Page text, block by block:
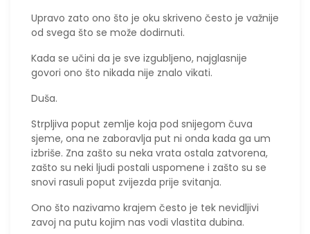
Upravo zato ono što je oku skriveno često je važnije
od svega što se može dodirnuti.
Kada se učini da je sve izgubljeno, najglasnije
govori ono što nikada nije znalo vikati.
Duša.
Strpljiva poput zemlje koja pod snijegom čuva
sjeme, ona ne zaboravlja put ni onda kada ga um
izbriše. Zna zašto su neka vrata ostala zatvorena,
zašto su neki ljudi postali uspomene i zašto su se
snovi rasuli poput zvijezda prije svitanja.
Ono što nazivamo krajem često je tek nevidljivi
zavoj na putu kojim nas vodi vlastita dubina.